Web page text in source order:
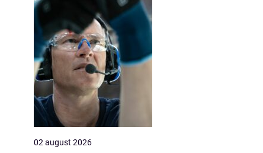
02 august 2026